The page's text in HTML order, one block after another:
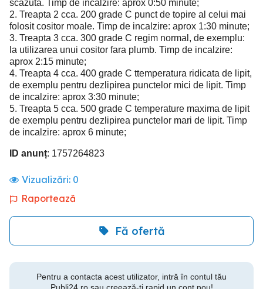
scazuta. Timp de incalzire: aprox 0:50 minute;
2. Treapta 2 cca. 200 grade C punct de topire al celui mai
folosit cositor moale. Timp de incalzire: aprox 1:30 minute;
3. Treapta 3 cca. 300 grade C regim normal, de exemplu:
la utilizarea unui cositor fara plumb. Timp de incalzire:
aprox 2:15 minute;
4. Treapta 4 cca. 400 grade C ttemperatura ridicata de lipit,
de exemplu pentru dezlipirea punctelor mici de lipit. Timp
de incalzire: aprox 3:30 minute;
5. Treapta 5 cca. 500 grade C temperature maxima de lipit
de exemplu pentru dezlipirea punctelor mari de lipit. Timp
de incalzire: aprox 6 minute;
ID anunț: 1757264823
Vizualizări: 0
Raportează
Fă ofertă
Pentru a contacta acest utilizator, intră în contul tău